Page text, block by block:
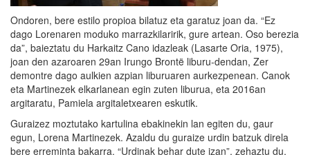
Ondoren, bere estilo propioa bilatuz eta garatuz joan da. “Ez
dago Lorenaren moduko marrazkilaririk, gure artean. Oso berezia
da”, baieztatu du Harkaitz Cano idazleak (Lasarte Oria, 1975),
joan den azaroaren 29an Irungo Brontë liburu-dendan, Zer
demontre dago aulkien azpian liburuaren aurkezpenean. Canok
eta Martinezek elkarlanean egin zuten liburua, eta 2016an
argitaratu, Pamiela argitaletxearen eskutik.
Guraizez moztutako kartulina ebakinekin lan egiten du, gaur
egun, Lorena Martinezek. Azaldu du guraize urdin batzuk direla
bere erreminta bakarra. “Urdinak behar dute izan”, zehaztu du,